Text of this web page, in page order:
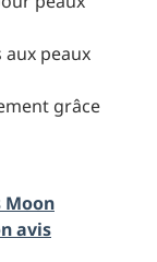
aux peaux
grâce
Moon
avis